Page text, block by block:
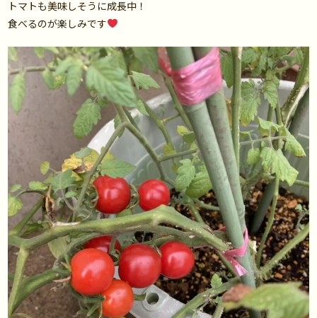
トマトも美味しそうに成長中！
食べるのが楽しみです